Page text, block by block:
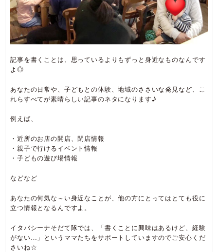
記事を書くことは、思っているよりもずっと身近なものなんです
よ◎
あなたの日常や、子どもとの体験、地域のささいな発見など、こ
れらすべてが素晴らしい記事のネタになります♪
例えば、
・近所のお店の開店、閉店情報
・親子で行けるイベント情報
・子どもの遊び場情報
などなど
あなたの何気な～い身近なことが、他の方にとってはとても役に
立つ情報となるんですよ。
イタバシーナそだて隊では、「書くことに興味はあるけど、経験
がない…」というママたちをサポートしていますのでご安心くだ
さいね☆